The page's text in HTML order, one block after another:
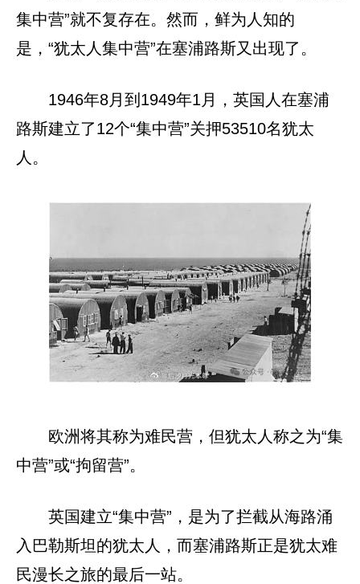
集中营”就不复存在。然而，鲜为人知的
是，“犹太人集中营”在塞浦路斯又出现了。
1946年8月到1949年1月，英国人在塞浦
路斯建立了12个“集中营”关押53510名犹太
人。
欧洲将其称为难民营，但犹太人称之为“集
中营”或“拘留营”。
英国建立“集中营”，是为了拦截从海路涌
入巴勒斯坦的犹太人，而塞浦路斯正是犹太难
民漫长之旅的最后一站。